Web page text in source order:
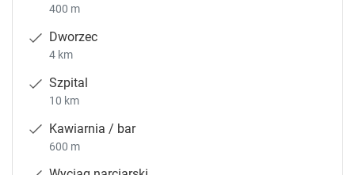
400 m
Dworzec
4 km
Szpital
10 km
Kawiarnia / bar
600 m